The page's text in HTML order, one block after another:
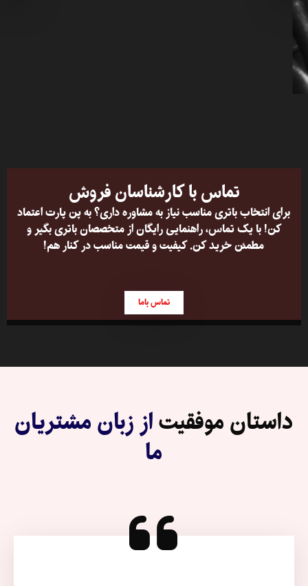
تماس با کارشناسان فروش
برای انتخاب باتری مناسب نیاز به مشاوره داری؟ به پن پارت اعتماد
کن! با یک تماس، راهنمایی رایگان از متخصصان باتری بگیر و
مطمئن خرید کن. کیفیت و قیمت مناسب در کنار هم!
تماس باما
داستان موفقیتاز زبان مشتریان
ما